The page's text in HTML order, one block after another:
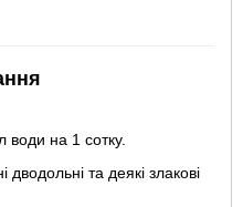
води на 1 сотку.
дводольні та деякі злакові